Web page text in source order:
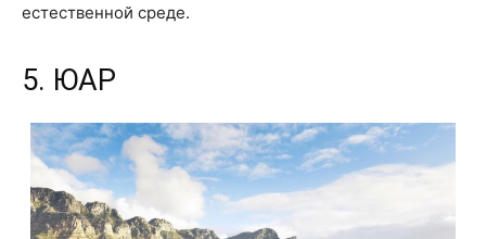
естественной среде.
5. ЮАР